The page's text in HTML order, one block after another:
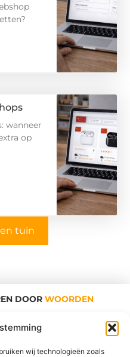
wij technologieën zoals
wanneer
op
tuin
DOOR WOORDEN